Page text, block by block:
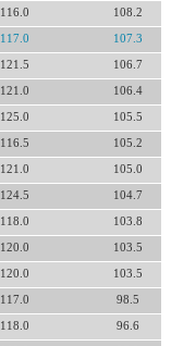
116.0 108.2
117.0 107.3
121.5 106.7
121.0 106.4
125.0 105.5
116.5 105.2
121.0 105.0
124.5 104.7
118.0 103.8
120.0 103.5
120.0 103.5
117.0 98.5
118.0 96.6